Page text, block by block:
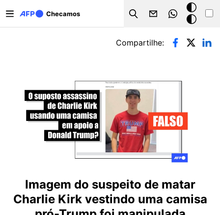
Checamos
Search
Modo
escuro
Abas primárias
Compartilhe:
Imagem do suspeito de matar
Charlie Kirk vestindo uma camisa